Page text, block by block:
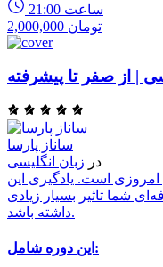
21:00 ساعت
2,000,000 تومان
| از صفر تا پیشرفته
ساناز پارسا
در زبان انگلیسی
امروزی است. یادگیری این
شما تاثیر بسیار زیادی
داشته باشد.
این دوره شامل: